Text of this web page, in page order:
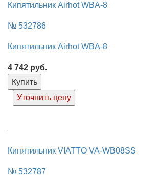
Кипятильник Airhot WBA-8
№ 532786
Кипятильник Airhot WBA-8
4 742 руб.
Купить
Уточнить цену
Кипятильник VIATTO VA-WB08SS
№ 532787